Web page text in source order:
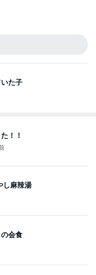
た子
！！
し麻辣湯
会食